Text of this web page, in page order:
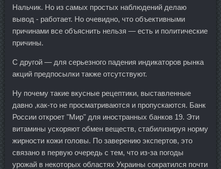
Нальчик. Но из самых простых наблюдений делаю
вывод - работает. Но очевидно, что объективными
причинами все объяснить нельзя — есть и политические
причины.
С другой — для серьезного падения индикаторов рынка
акций предпосылки также отсутствуют.
Ну почему такие вкусные рецептики, выставленные
давно ,как-то не просматриваются и пропускаются. Банк
России откроет "Мир" для иностранных банков 19. Эти
витамины ускоряют обмен веществ, стабилизируя норму
жирности кожи головы. По заверению экспертов, это
связано в первую очередь с тем, что из-за погоды
урожай в некоторых областях Украины сократился почти